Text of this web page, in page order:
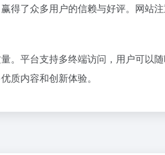
得了众多用户的信赖与好评。网站
。平台支持多终端访问，用户可以
质内容和创新体验。
53
66
戒指
1 构建更高水平的全民健身公共
2 台风白海豚在浙江玉环沿海登陆
首个全国产10万卡AI超集群投